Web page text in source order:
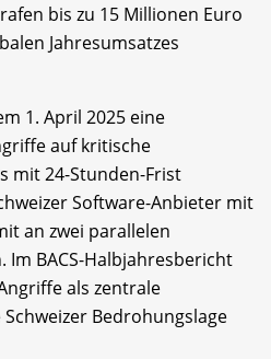
bis zu 15 Millionen Euro
Jahresumsatzes
1. April 2025 eine
auf kritische
mit 24-Stunden-Frist
Software-Anbieter mit
an zwei parallelen
Im BACS-Halbjahresbericht
als zentrale
Bedrohungslage